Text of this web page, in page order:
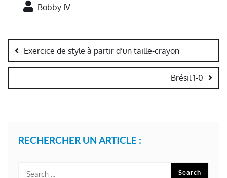
Bobby IV
de
l’article
Exercice de style à partir d’un taille-crayon
Brésil 1-0
RECHERCHER UN ARTICLE :